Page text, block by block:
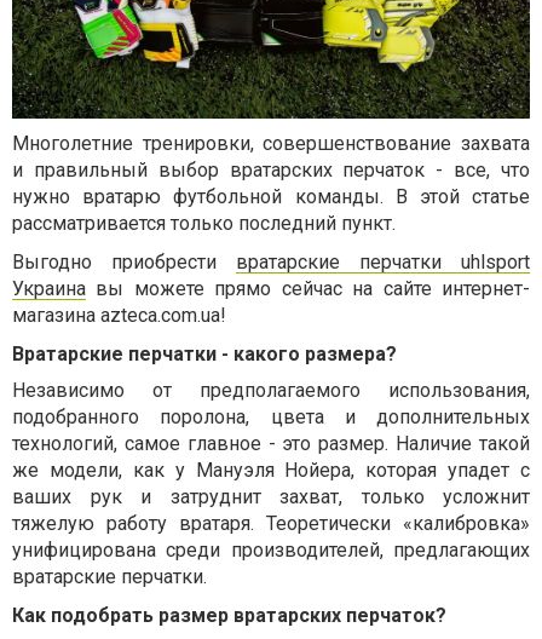
Многолетние тренировки, совершенствование захвата
и правильный выбор вратарских перчаток - все, что
нужно вратарю футбольной команды. В этой статье
рассматривается только последний пункт.
Выгодно приобрести вратарские перчатки uhlsport
Украина вы можете прямо сейчас на сайте интернет-
магазина azteca.com.ua!
Вратарские перчатки - какого размера?
Независимо от предполагаемого использования,
подобранного поролона, цвета и дополнительных
технологий, самое главное - это размер. Наличие такой
же модели, как у Мануэля Нойера, которая упадет с
ваших рук и затруднит захват, только усложнит
тяжелую работу вратаря. Теоретически «калибровка»
унифицирована среди производителей, предлагающих
вратарские перчатки.
Как подобрать размер вратарских перчаток?